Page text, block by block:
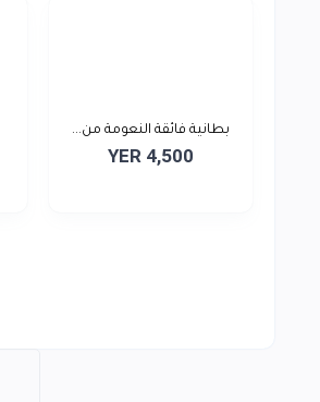
بطانية فائقة النعومة من...
YER 4,500